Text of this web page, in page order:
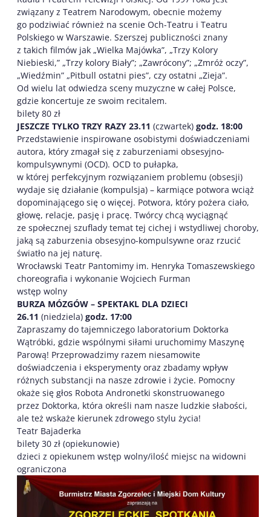
związany z Teatrem Narodowym, obecnie możemy
go podziwiać również na scenie Och-Teatru i Teatru
Polskiego w Warszawie. Szerszej publiczności znany
z takich filmów jak „Wielka Majówka”, „Trzy Kolory
Niebieski,” „Trzy kolory Biały”; „Zawrócony”; „Zmróż oczy”,
„Wiedźmin” „Pitbull ostatni pies”, czy ostatni „Zieja”.
Od wielu lat odwiedza sceny muzyczne w całej Polsce,
gdzie koncertuje ze swoim recitalem.
bilety 80 zł
JESZCZE TYLKO TRZY RAZY 23.11 (czwartek) godz. 18:00
Przedstawienie inspirowane osobistymi doświadczeniami
autora, który zmagał się z zaburzeniami obsesyjno-
kompulsywnymi (OCD). OCD to pułapka,
w której perfekcyjnym rozwiązaniem problemu (obsesji)
wydaje się działanie (kompulsja) – karmiące potwora wciąż
dopominającego się o więcej. Potwora, który pożera ciało,
głowę, relacje, pasję i pracę. Twórcy chcą wyciągnąć
ze społecznej szuflady temat tej cichej i wstydliwej choroby,
jaką są zaburzenia obsesyjno-kompulsywne oraz rzucić
światło na jej naturę.
Wrocławski Teatr Pantomimy im. Henryka Tomaszewskiego
choreografia i wykonanie Wojciech Furman
wstęp wolny
BURZA MÓZGÓW – SPEKTAKL DLA DZIECI
26.11 (niedziela) godz. 17:00
Zapraszamy do tajemniczego laboratorium Doktorka
Wątróbki, gdzie wspólnymi siłami uruchomimy Maszynę
Parową! Przeprowadzimy razem niesamowite
doświadczenia i eksperymenty oraz zbadamy wpływ
różnych substancji na nasze zdrowie i życie. Pomocny
okaże się głos Robota Andronetki skonstruowanego
przez Doktorka, która określi nam nasze ludzkie słabości,
ale też wskaże kierunek zdrowego stylu życia!
Teatr Bajaderka
bilety 30 zł (opiekunowie)
dzieci z opiekunem wstęp wolny/ilość miejsc na widowni
ograniczona